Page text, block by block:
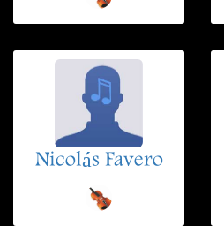
Nicolás Favero